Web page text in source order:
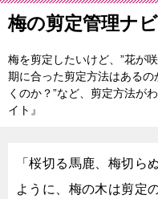
梅の剪定管理ナビ
梅を剪定したいけど、”花が
期に合った剪定方法はあるの
くのか？”など、剪定方法が
イト』
「桜切る馬鹿、梅切ら
ように、梅の木は剪定